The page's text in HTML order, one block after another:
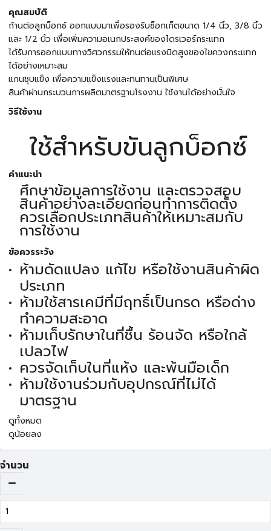
คุณสมบัติ
ก้านต่อลูกบ็อกซ์ ออกแบบมาเพื่อรองรับซ็อกเก็ตขนาด 1/4 นิ้ว, 3/8 นิ้ว
และ 1/2 นิ้ว เพื่อเพิ่มความอเนกประสงค์ของไดรเวอร์กระแทก
ได้รับการออกแบบทางวิศวกรรมให้ทนต่อแรงบิดสูงของไขควงกระแทก
ได้อย่างเหมาะสม
แกนชุบแข็ง เพื่อความแข็งแรงและทนทานเป็นพิเศษ
สินค้าผ่านกระบวนการผลิตมาตรฐานโรงงาน ใช้งานได้อย่างมั่นใจ
วิธีใช้งาน
ใช้สำหรับขันลูกบ็อกซ์
คำแนะนำ
ศึกษาข้อมูลการใช้งาน และตรวจสอบ
สินค้าอย่างละเอียดก่อนทำการติดตั้ง
ควรเลือกประเภทสินค้าให้เหมาะสมกับ
การใช้งาน
ข้อควรระวัง
ห้ามดัดแปลง แก้ไข หรือใช้งานสินค้าผิด
ประเภท
ห้ามใช้สารเคมีที่มีฤทธิ์เป็นกรด หรือด่าง
ทำความสะอาด
ห้ามเก็บรักษาในที่ชื้น ร้อนจัด หรือใกล้
เปลวไฟ
ควรจัดเก็บในที่แห้ง และพ้นมือเด็ก
ห้ามใช้งานร่วมกับอุปกรณ์ที่ไม่ได้
มาตรฐาน
ดูทั้งหมด
ดูน้อยลง
จำนวน